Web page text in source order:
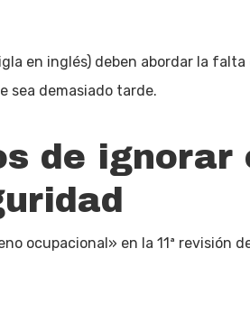
en inglés) deben abordar la falta
sea demasiado tarde.
de ignorar
ocupacional» en la 11ª revisión